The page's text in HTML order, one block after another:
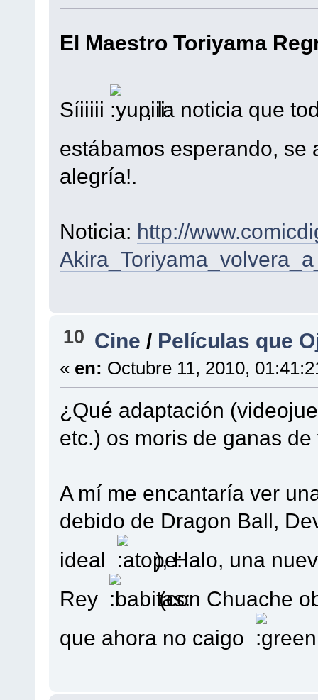
El Maestro Toriyama
Síiiiii
, la noticia que
estábamos esperando,
alegría!.
Noticia: http://
10 Cine/ Películas que
« en: Octubre 11, 2010,
¿Qué adaptación
etc.) os moris de ganas
A mí me encantaría ver
debido de Dragon Ball,
ideal
), Halo, una
Rey
(con Chuache
que ahora no caigo
.